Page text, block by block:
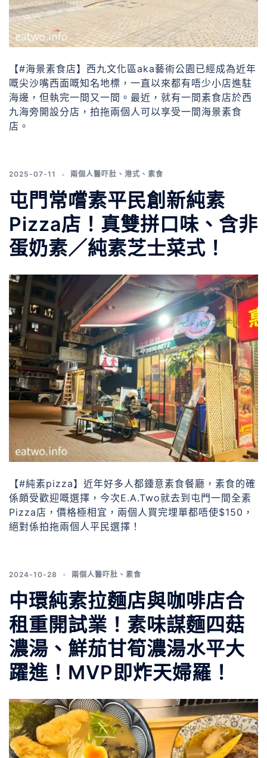
【#海景素食店】西九文化區aka藝術公園已經成為近年
嘅尖沙嘴西面嘅知名地標，一直以來都有唔少小店進駐
海邊，但執完一間又一間。最近，就有一間素食店於西
九海旁開設分店，拍拖兩個人可以享受一間海景素食
店。
2025-07-11 兩個人醫吓肚 、 港式 、 素食
屯門常嚐素平民創新純素
Pizza店！真雙拼口味、含非
蛋奶素／純素芝士菜式！
【#純素pizza】近年好多人都鍾意素食餐廳，素食的確
係頗受歡迎嘅選擇，今次E.A.Two就去到屯門一間全素
Pizza店，價格極相宜，兩個人買完埋單都唔使$150，
絕對係拍拖兩個人平民選擇！
2024-10-28 兩個人醫吓肚 、 素食
中環純素拉麵店與咖啡店合
租重開試業！素味謀麵四菇
濃湯、鮮茄甘筍濃湯水平大
躍進！MVP即炸天婦羅！